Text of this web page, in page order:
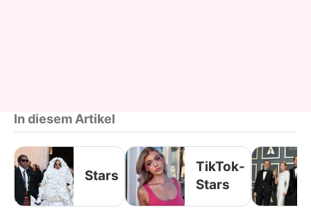
In diesem Artikel
Stars
TikTok-
Stars